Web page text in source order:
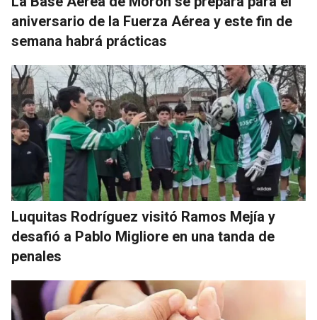
aniversario de la Fuerza Aérea y este fin de
semana habrá prácticas
Luquitas Rodríguez visitó Ramos Mejía y
desafió a Pablo Migliore en una tanda de
penales